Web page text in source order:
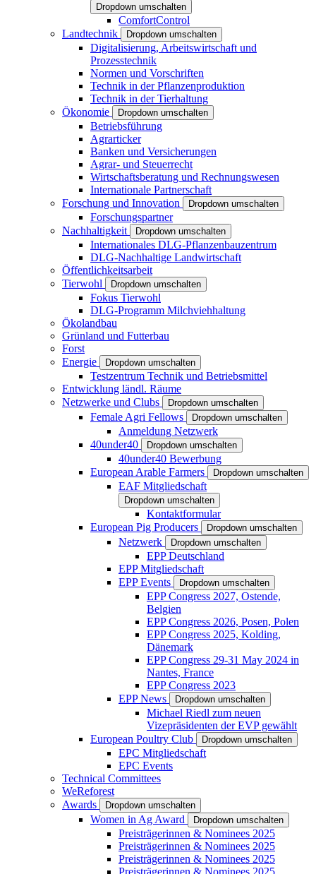
Dropdown umschalten
ComfortControl
Landtechnik
Dropdown umschalten
Digitalisierung, Arbeitswirtschaft und
Prozesstechnik
Normen und Vorschriften
Technik in der Pflanzenproduktion
Technik in der Tierhaltung
Ökonomie
Dropdown umschalten
Betriebsführung
Agrarticker
Banken und Versicherungen
Agrar- und Steuerrecht
Wirtschaftsberatung und Rechnungswesen
Internationale Partnerschaft
Forschung und Innovation
Dropdown umschalten
Forschungspartner
Nachhaltigkeit
Dropdown umschalten
Internationales DLG-Pflanzenbauzentrum
DLG-Nachhaltige Landwirtschaft
Öffentlichkeitsarbeit
Tierwohl
Dropdown umschalten
Fokus Tierwohl
DLG-Programm Milchviehhaltung
Ökolandbau
Grünland und Futterbau
Forst
Energie
Dropdown umschalten
Testzentrum Technik und Betriebsmittel
Entwicklung ländl. Räume
Netzwerke und Clubs
Dropdown umschalten
Female Agri Fellows Dropdown umschalten
Anmeldung Netzwerk
40under40
Dropdown umschalten
40under40 Bewerbung
European Arable Farmers
Dropdown umschalten
EAF Mitgliedschaft
Dropdown umschalten
Kontaktformular
European Pig Producers
Dropdown umschalten
Netzwerk Dropdown umschalten
EPP Deutschland
EPP Mitgliedschaft
EPP Events
Dropdown umschalten
EPP Congress 2027, Ostende,
Belgien
EPP Congress 2026, Posen, Polen
EPP Congress 2025, Kolding,
Dänemark
EPP Congress 29-31 May 2024 in
Nantes, France
EPP Congress 2023
EPP News
Dropdown umschalten
Michael Riedl zum neuen
Vizepräsidenten der EVP gewählt
European Poultry Club
Dropdown umschalten
EPC Mitgliedschaft
EPC Events
Technical Committees
WeReforest
Awards
Dropdown umschalten
Women in Ag Award Dropdown umschalten
Preisträgerinnen & Nominees 2025
Preisträgerinnen & Nominees 2025
Preisträgerinnen & Nominees 2025